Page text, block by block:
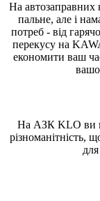
На
пальне, але і
потреб - від
перекусу на
економити ваш
На АЗК KLO ви
різноманітність,